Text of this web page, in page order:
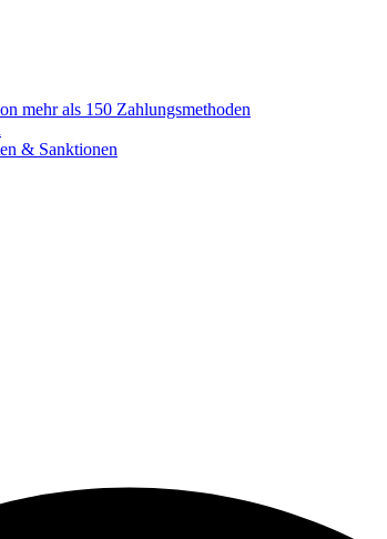
mehr als 150 Zahlungsmethoden
& Sanktionen